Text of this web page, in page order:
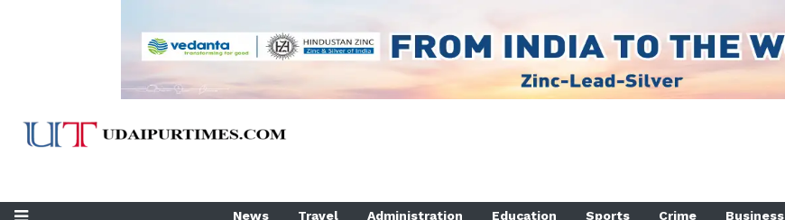
News Travel Administration Education Sports Crime Business